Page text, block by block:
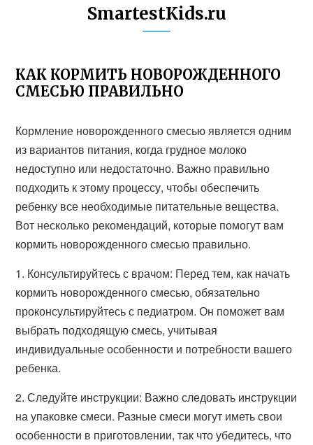
SmartestKids.ru
КАК КОРМИТЬ НОВОРОЖДЕННОГО
СМЕСЬЮ ПРАВИЛЬНО
Кормление новорожденного смесью является одним
из вариантов питания, когда грудное молоко
недоступно или недостаточно. Важно правильно
подходить к этому процессу, чтобы обеспечить
ребенку все необходимые питательные вещества.
Вот несколько рекомендаций, которые помогут вам
кормить новорожденного смесью правильно.
1. Консультируйтесь с врачом: Перед тем, как начать
кормить новорожденного смесью, обязательно
проконсультируйтесь с педиатром. Он поможет вам
выбрать подходящую смесь, учитывая
индивидуальные особенности и потребности вашего
ребенка.
2. Следуйте инструкции: Важно следовать инструкции
на упаковке смеси. Разные смеси могут иметь свои
особенности в приготовлении, так что убедитесь, что